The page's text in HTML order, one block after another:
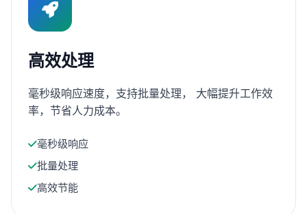
高效处理
毫秒级响应速度，支持批量处理， 大幅提升工作效
率，节省人力成本。
毫秒级响应
批量处理
高效节能